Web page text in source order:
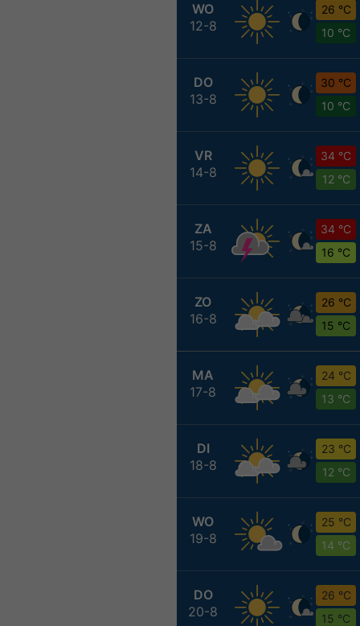
WO
12-8
26 °C
10 °C
DO
13-8
30 °C
10 °C
VR
14-8
34 °C
12 °C
ZA
15-8
34 °C
16 °C
ZO
16-8
26 °C
15 °C
MA
17-8
24 °C
13 °C
DI
18-8
23 °C
12 °C
WO
19-8
25 °C
14 °C
DO
20-8
26 °C
15 °C